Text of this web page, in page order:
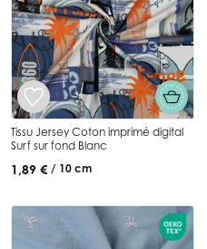
Tissu Jersey Coton imprimé digital
Surf sur fond Blanc
1,89 € / 10 cm